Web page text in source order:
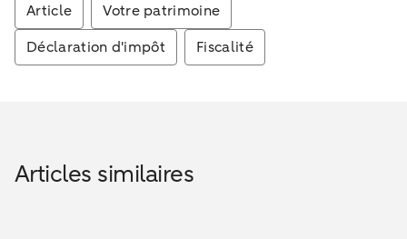
Article
Votre patrimoine
Déclaration d'impôt
Fiscalité
Articles similaires